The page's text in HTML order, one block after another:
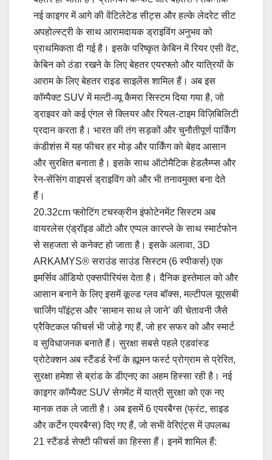
नई काइगर में आगे की वेंटिलेटेड सीट्स और हल्के लेदरेट सीट
अपहोल्स्ट्री के साथ आरामदायक ड्राइविंग अनुभव को
प्राथमिकता दी गई है। इसके परिष्कृत केबिन में रियर एसी वेंट,
केबिन को ठंडा रखने के लिए बेहतर एयरफ्लो और यात्रियों के
आराम के लिए बेहतर राइड साइलेंस शामिल हैं। अब इस
कॉम्पैक्ट SUV में मल्टी-व्यू कैमरा सिस्टम दिया गया है, जो
ड्राइवर को कई एंगल से क्लियर और रियल-टाइम विज़िबिलिटी
प्रदान करता है। भारत की तंग सड़कों और चुनौतीपूर्ण पार्किंग
कंडीशंस में यह फीचर हर मोड़ और पार्किंग को बेहद आसान
और सुरक्षित बनाता है। इसके साथ ऑटोमैटिक हेडलैम्प्स और
रेन-सेंसिंग वाइपर्स ड्राइविंग को और भी तनावमुक्त बना देते
हैं।
20.32cm फ्लोटिंग टचस्क्रीन इंफोटेनमेंट सिस्टम अब
वायरलेस एंड्रॉइड ऑटो और एप्पल कारप्ले के साथ स्मार्टफोन
से सहजता से कनेक्ट हो जाता है। इसके अलावा, 3D
ARKAMYS® सराउंड साउंड सिस्टम (6 स्पीकर्स) एक
इमर्सिव ऑडियो एक्सपीरियंस देता है। दैनिक इस्तेमाल को और
आसान बनाने के लिए इसमें कूल्ड ग्लव बॉक्स, मल्टीपल यूएसबी
चार्जिंग पॉइंट्स और ‘सामान साथ ले जाने’ की चेतावनी जैसे
प्रैक्टिकल फीचर्स भी जोड़े गए हैं, जो हर सफर को और स्मार्ट
व सुविधाजनक बनाते हैं। सुरक्षा सबसे पहले एडवांस्ड
प्रोटेक्शन अब स्टैंडर्ड रेनॉ के ह्यूमन फर्स्ट प्रोग्राम से प्रेरित,
सुरक्षा हमेशा से ब्रांड के डीएनए का अहम हिस्सा रही है। नई
काइगर कॉम्पैक्ट SUV सेगमेंट में यात्री सुरक्षा को एक नए
मानक तक ले जाती है। अब इसमें 6 एयरबैग्स (फ्रंट, साइड
और कर्टेन एयरबैग्स) दिए गए हैं, जो सभी वेरिएंट्स में उपलब्ध
21 स्टैंडर्ड सेफ्टी फीचर्स का हिस्सा हैं। इनमें शामिल हैं: